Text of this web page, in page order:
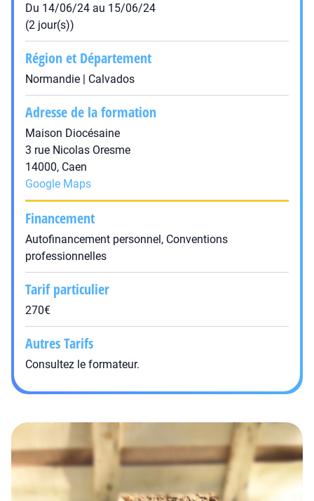
Du 14/06/24 au 15/06/24
(2 jour(s))
Région et Département
Normandie | Calvados
Adresse de la formation
Maison Diocésaine
3 rue Nicolas Oresme
14000, Caen
Google Maps
Financement
Autofinancement personnel, Conventions
professionnelles
Tarif particulier
270€
Autres Tarifs
Consultez le formateur.